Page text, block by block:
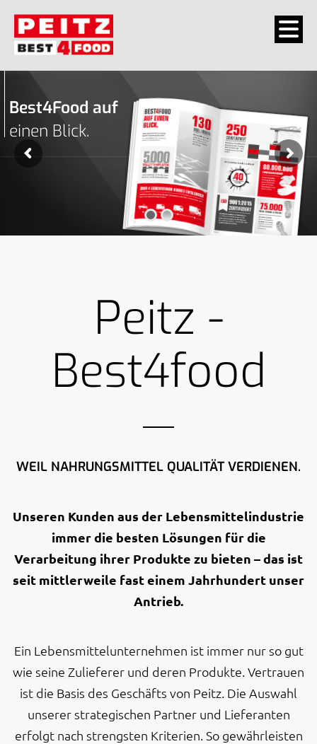
Best4Food auf
einen Blick.
Peitz -
Best4food
WEIL NAHRUNGSMITTEL QUALITÄT VERDIENEN.
Unseren Kunden aus der Lebensmittelindustrie
immer die besten Lösungen für die
Verarbeitung ihrer Produkte zu bieten – das ist
seit mittlerweile fast einem Jahrhundert unser
Antrieb.
Ein Lebensmittelunternehmen ist immer nur so gut
wie seine Zulieferer und deren Produkte. Vertrauen
ist die Basis des Geschäfts von Peitz. Die Auswahl
unserer strategischen Partner und Lieferanten
erfolgt nach strengsten Kriterien. So gewährleisten